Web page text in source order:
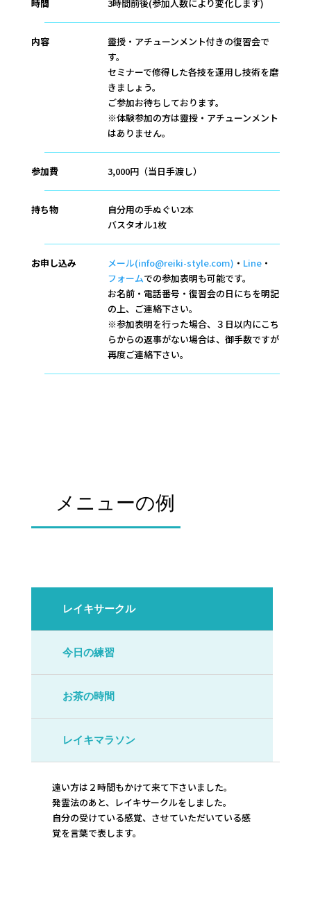
時間 3時間前後(参加人数により変化します)
内容
靈授・アチューンメント付きの復習会で
す。
セミナーで修得した各技を運用し技術を磨
きましょう。
ご参加お待ちしております。
※体験参加の方は靈授・アチューンメント
はありません。
参加費 3,000円（当日手渡し）
持ち物
自分用の手ぬぐい2本
バスタオル1枚
お申し込み メール(info@reiki-style.com) ・ Line ・
フォームでの参加表明も可能です。
お名前・電話番号・復習会の日にちを明記
の上、ご連絡下さい。
※参加表明を行った場合、３日以内にこち
らからの返事がない場合は、御手数ですが
再度ご連絡下さい。
メニューの例
レイキサークル
今日の練習
お茶の時間
レイキマラソン
遠い方は２時間もかけて来て下さいました。
発霊法のあと、レイキサークルをしました。
自分の受けている感覚、させていただいている感
覚を言葉で表します。